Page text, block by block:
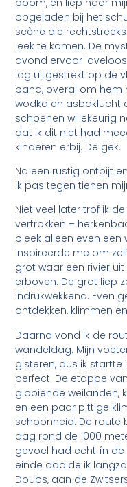
opgeladen bij het
scène die
leek te komen. De
avond ervoor
lag uitgestrekt op de
band, overal om hem
wodka en asbaklucht
schoenen willekeurig
dat ik dit niet had
kinderen erbij. De gek.
Na een rustig ontbijt
ik pas tegen tienen
Niet veel later trof ik
vertrokken –
bleek alleen even
inspireerde me om
grot waar een rivier
erboven. De grot liep
indrukwekkend. Even
ontdekken, klimmen
Daarna vond ik de
wandeldag. Mijn
gisteren, dus ik
perfect. De etappe
glooiende weilanden,
en een paar pittige
schoonheid. De route
dag rond de 1000
gevoel had echt ín de
einde daalde ik
Doubs, aan de